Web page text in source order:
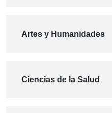
Artes y Humanidades
Ciencias de la Salud